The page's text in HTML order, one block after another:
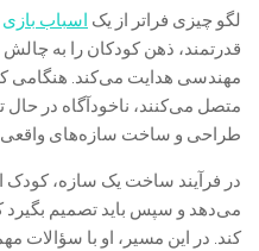
لگو چیزی فراتر از یک اسباب بازی
قدرتمند، ذهن کودکان را به
مهندسی هدایت می‌کند. هنگامی
متصل می‌کنند، ناخودآگاه در
طراحی و ساخت سازه‌های واقعی
در فرآیند ساخت یک سازه، کودک
می‌دهد و سپس باید تصمیم بگیرد
کند. در این مسیر، او با سؤالات